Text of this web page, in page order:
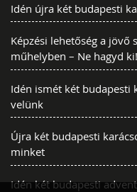
Idén újra két budapesti
Képzési lehetőség a jövő
műhelyben – Ne hagyd ki!
Idén ismét két budapesti
velünk
Újra két budapesti
minket
Idén két budapesti